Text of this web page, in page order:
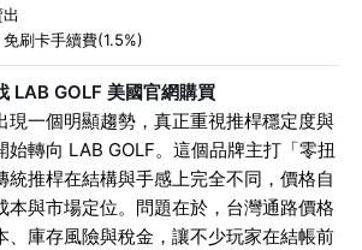
刷卡手續費(1.5%)
LAB GOLF 美國官網購買
現一個明顯趨勢，真正重視推桿穩定度與
始轉向 LAB GOLF。這個品牌主打「零扭
統推桿在結構與手感上完全不同，價格自
本與市場定位。問題在於，台灣通路價格
、庫存風險與稅金，讓不少玩家在結帳前